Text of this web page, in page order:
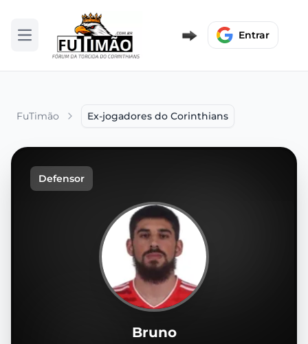
Abrir menu Entrar
FuTimão Ex-jogadores do Corinthians
Defensor
Bruno